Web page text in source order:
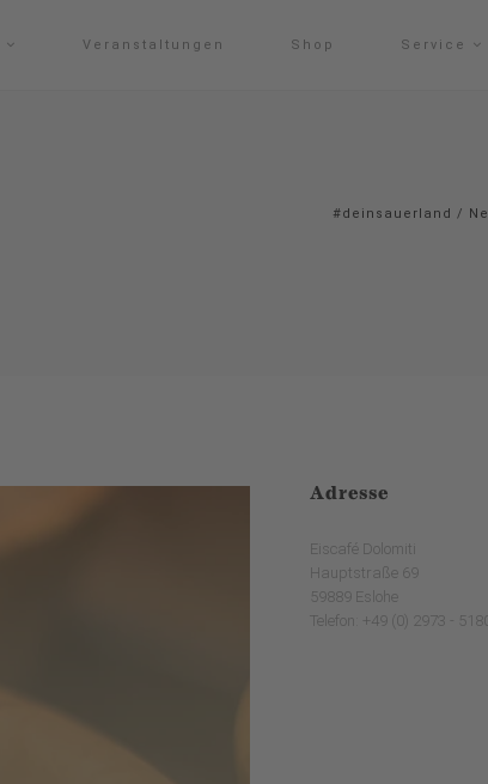
Veranstaltungen Shop Service
#deinsauerland /
Adresse
Eiscafé Dolomiti
Hauptstraße 69
59889 Eslohe
Telefon: +49 (0) 2973 -